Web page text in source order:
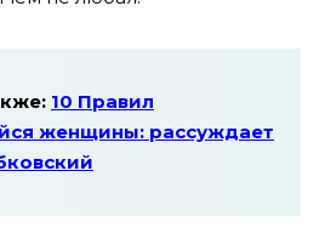
10 Правил
женщины: рассуждает